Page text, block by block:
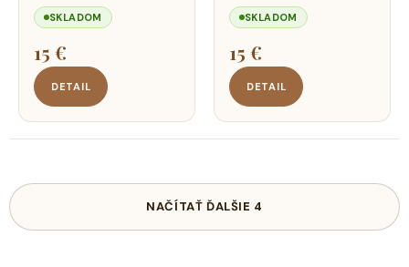
SKLADOM
15 €
DETAIL
SKLADOM
15 €
DETAIL
NAČÍTAŤ ĎALŠIE 4